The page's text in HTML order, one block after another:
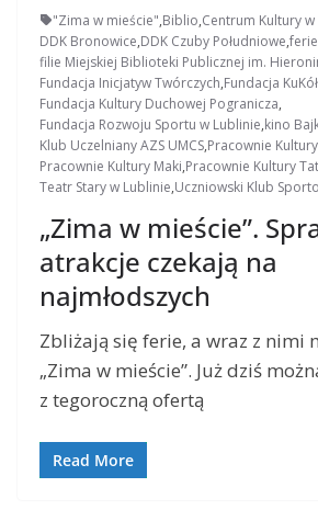
"Zima w mieście",Biblio,Centrum Kultury
DDK Bronowice,DDK Czuby Południowe,
filie Miejskiej Biblioteki Publicznej im.
Fundacja Inicjatyw Twórczych,Fundacja
Fundacja Kultury Duchowej Pogranicza,
Fundacja Rozwoju Sportu w Lublinie,kino
Klub Uczelniany AZS UMCS,Pracownie
Pracownie Kultury Maki,Pracownie Kultury
Teatr Stary w Lublinie,Uczniowski Klub
„Zima w mieście”.
atrakcje czekają na
najmłodszych
Zbliżają się ferie, a wraz z nimi
„Zima w mieście”. Już dziś
z tegoroczną ofertą
Read More